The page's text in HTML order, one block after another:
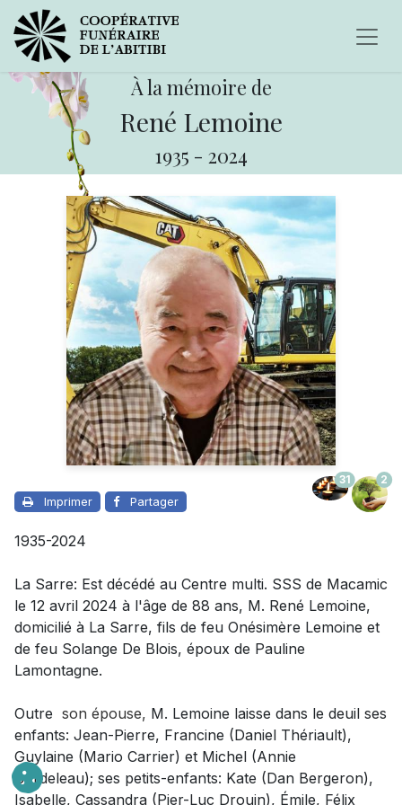
À la mémoire de
René Lemoine
1935 - 2024
Imprimer Partager
31 2
1935-2024
La Sarre: Est décédé au Centre multi. SSS de Macamic
le 12 avril 2024 à l'âge de 88 ans, M. René Lemoine,
domicilié à La Sarre, fils de feu Onésimère Lemoine et
de feu Solange De Blois, époux de Pauline
Lamontagne.
Outre son épouse, M. Lemoine laisse dans le deuil ses
enfants: Jean-Pierre, Francine (Daniel Thériault),
Guylaine (Mario Carrier) et Michel (Annie
Bordeleau); ses petits-enfants: Kate (Dan Bergeron),
Isabelle, Cassandra (Pier-Luc Drouin), Émile, Félix